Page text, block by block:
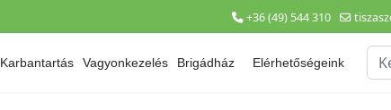
+36 (49) 544 310
Karbantartás Vagyonkezelés Brigádház Elérhetőségeink